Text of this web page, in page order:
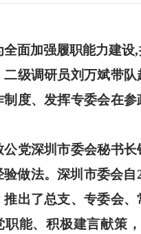
加强履职能力建设
二级调研员刘万斌带
制度、发挥专委会在
深圳市委会秘书长钟
验做法。深圳市委会自
推出了总支、专委会
职能、积极建言献策，